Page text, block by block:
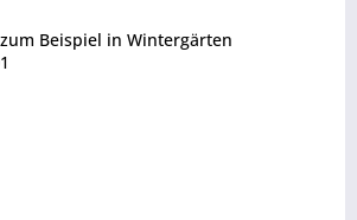
Beispiel in Wintergärten